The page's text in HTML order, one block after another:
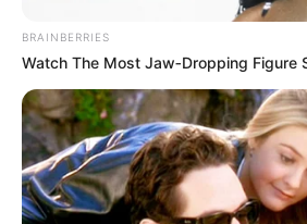
TEMAS DESTACADOS
EMERGENCIAS POR LLUVIAS
FUERTES LLUVIAS
VIA AL
LIGA BETPLAY
METRO DE
CORTES DE LUZ
CORTES
BRAINBERRIES
Watch The Most Jaw‑Dropping Figure